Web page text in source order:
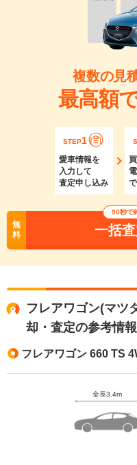
複数の見
最高額
STEP1
愛車情報を
入力して
査定申し込み
無
料
90秒で
一括
フレアワゴン(マツ
却・査定の参考情報
フレアワゴン 660 TS
全長3.4m